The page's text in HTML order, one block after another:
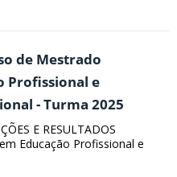
de Mestrado
Profissional e
- Turma 2025
E RESULTADOS
Educação Profissional e